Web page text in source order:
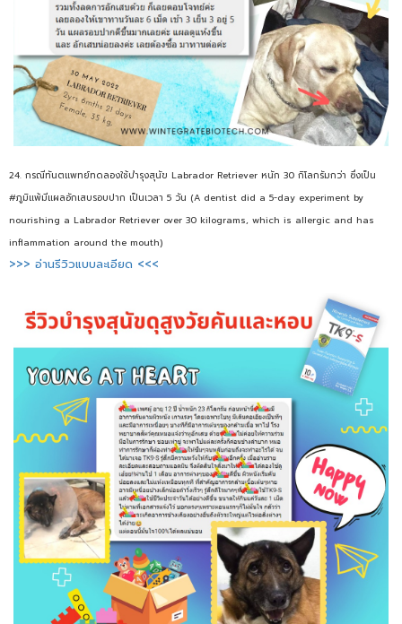
24. กรณีทันตแพทย์ทดลองใช้บำรุงสุนัข Labrador Retriever หนัก 30 กิโลกรัมกว่า ซึ่งเป็น
#ภูมิแพ้มีแผลอักเสบรอบปาก เป็นเวลา 5 วัน (A dentist did a 5-day experiment by
nourishing a Labrador Retriever over 30 kilograms, which is allergic and has
inflammation around the mouth)
>>> อ่านรีวิวแบบละเอียด <<<